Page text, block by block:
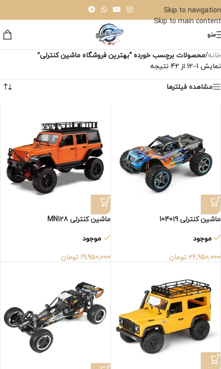
Skip to navigation
Skip to main content
منو
خانه/محصولات برچسب خورده “بهترین فروشگاه ماشین کنترلی”
نمایش 1–12 از 42 نتیجه
مشاهده فیلترها
ماشین کنترلی 104019
موجود
26,950,000 تومان
ماشین کنترلی MN128
موجود
19,950,000 تومان